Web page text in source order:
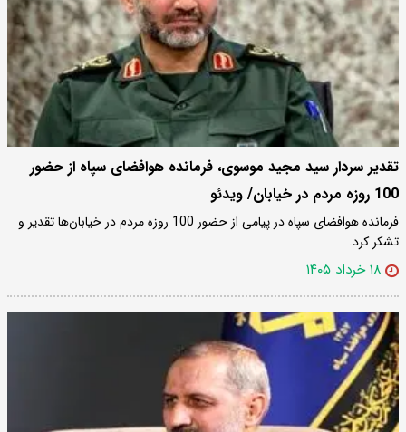
تقدیر سردار سید مجید موسوی، فرمانده هوافضای سپاه از حضور
100 روزه مردم در خیابان/ ویدئو
فرمانده هوافضای سپاه در پیامی از حضور 100 روزه مردم در خیابان‌ها تقدیر و
تشکر کرد.
۱۸ خرداد ۱۴۰۵